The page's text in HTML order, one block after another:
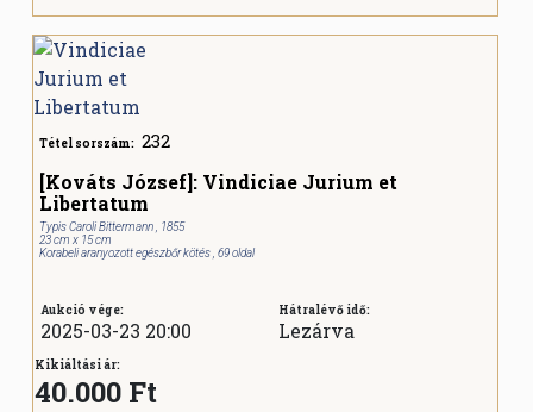
Tétel sorszám: 232
[Kováts József]: Vindiciae Jurium et
Libertatum
Typis Caroli Bittermann , 1855
23 cm x 15 cm
Korabeli aranyozott egészbőr kötés , 69 oldal
Aukció vége:
2025-03-23 20:00
Hátralévő idő:
Lezárva
Kikiáltási ár:
40.000 Ft